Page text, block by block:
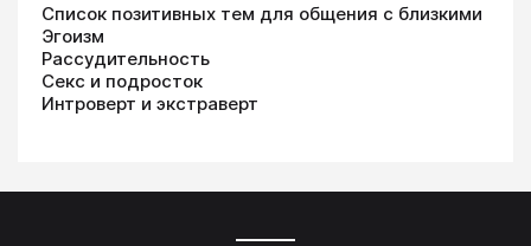
Список позитивных тем для общения с близкими
Эгоизм
Рассудительность
Секс и подросток
Интроверт и экстраверт